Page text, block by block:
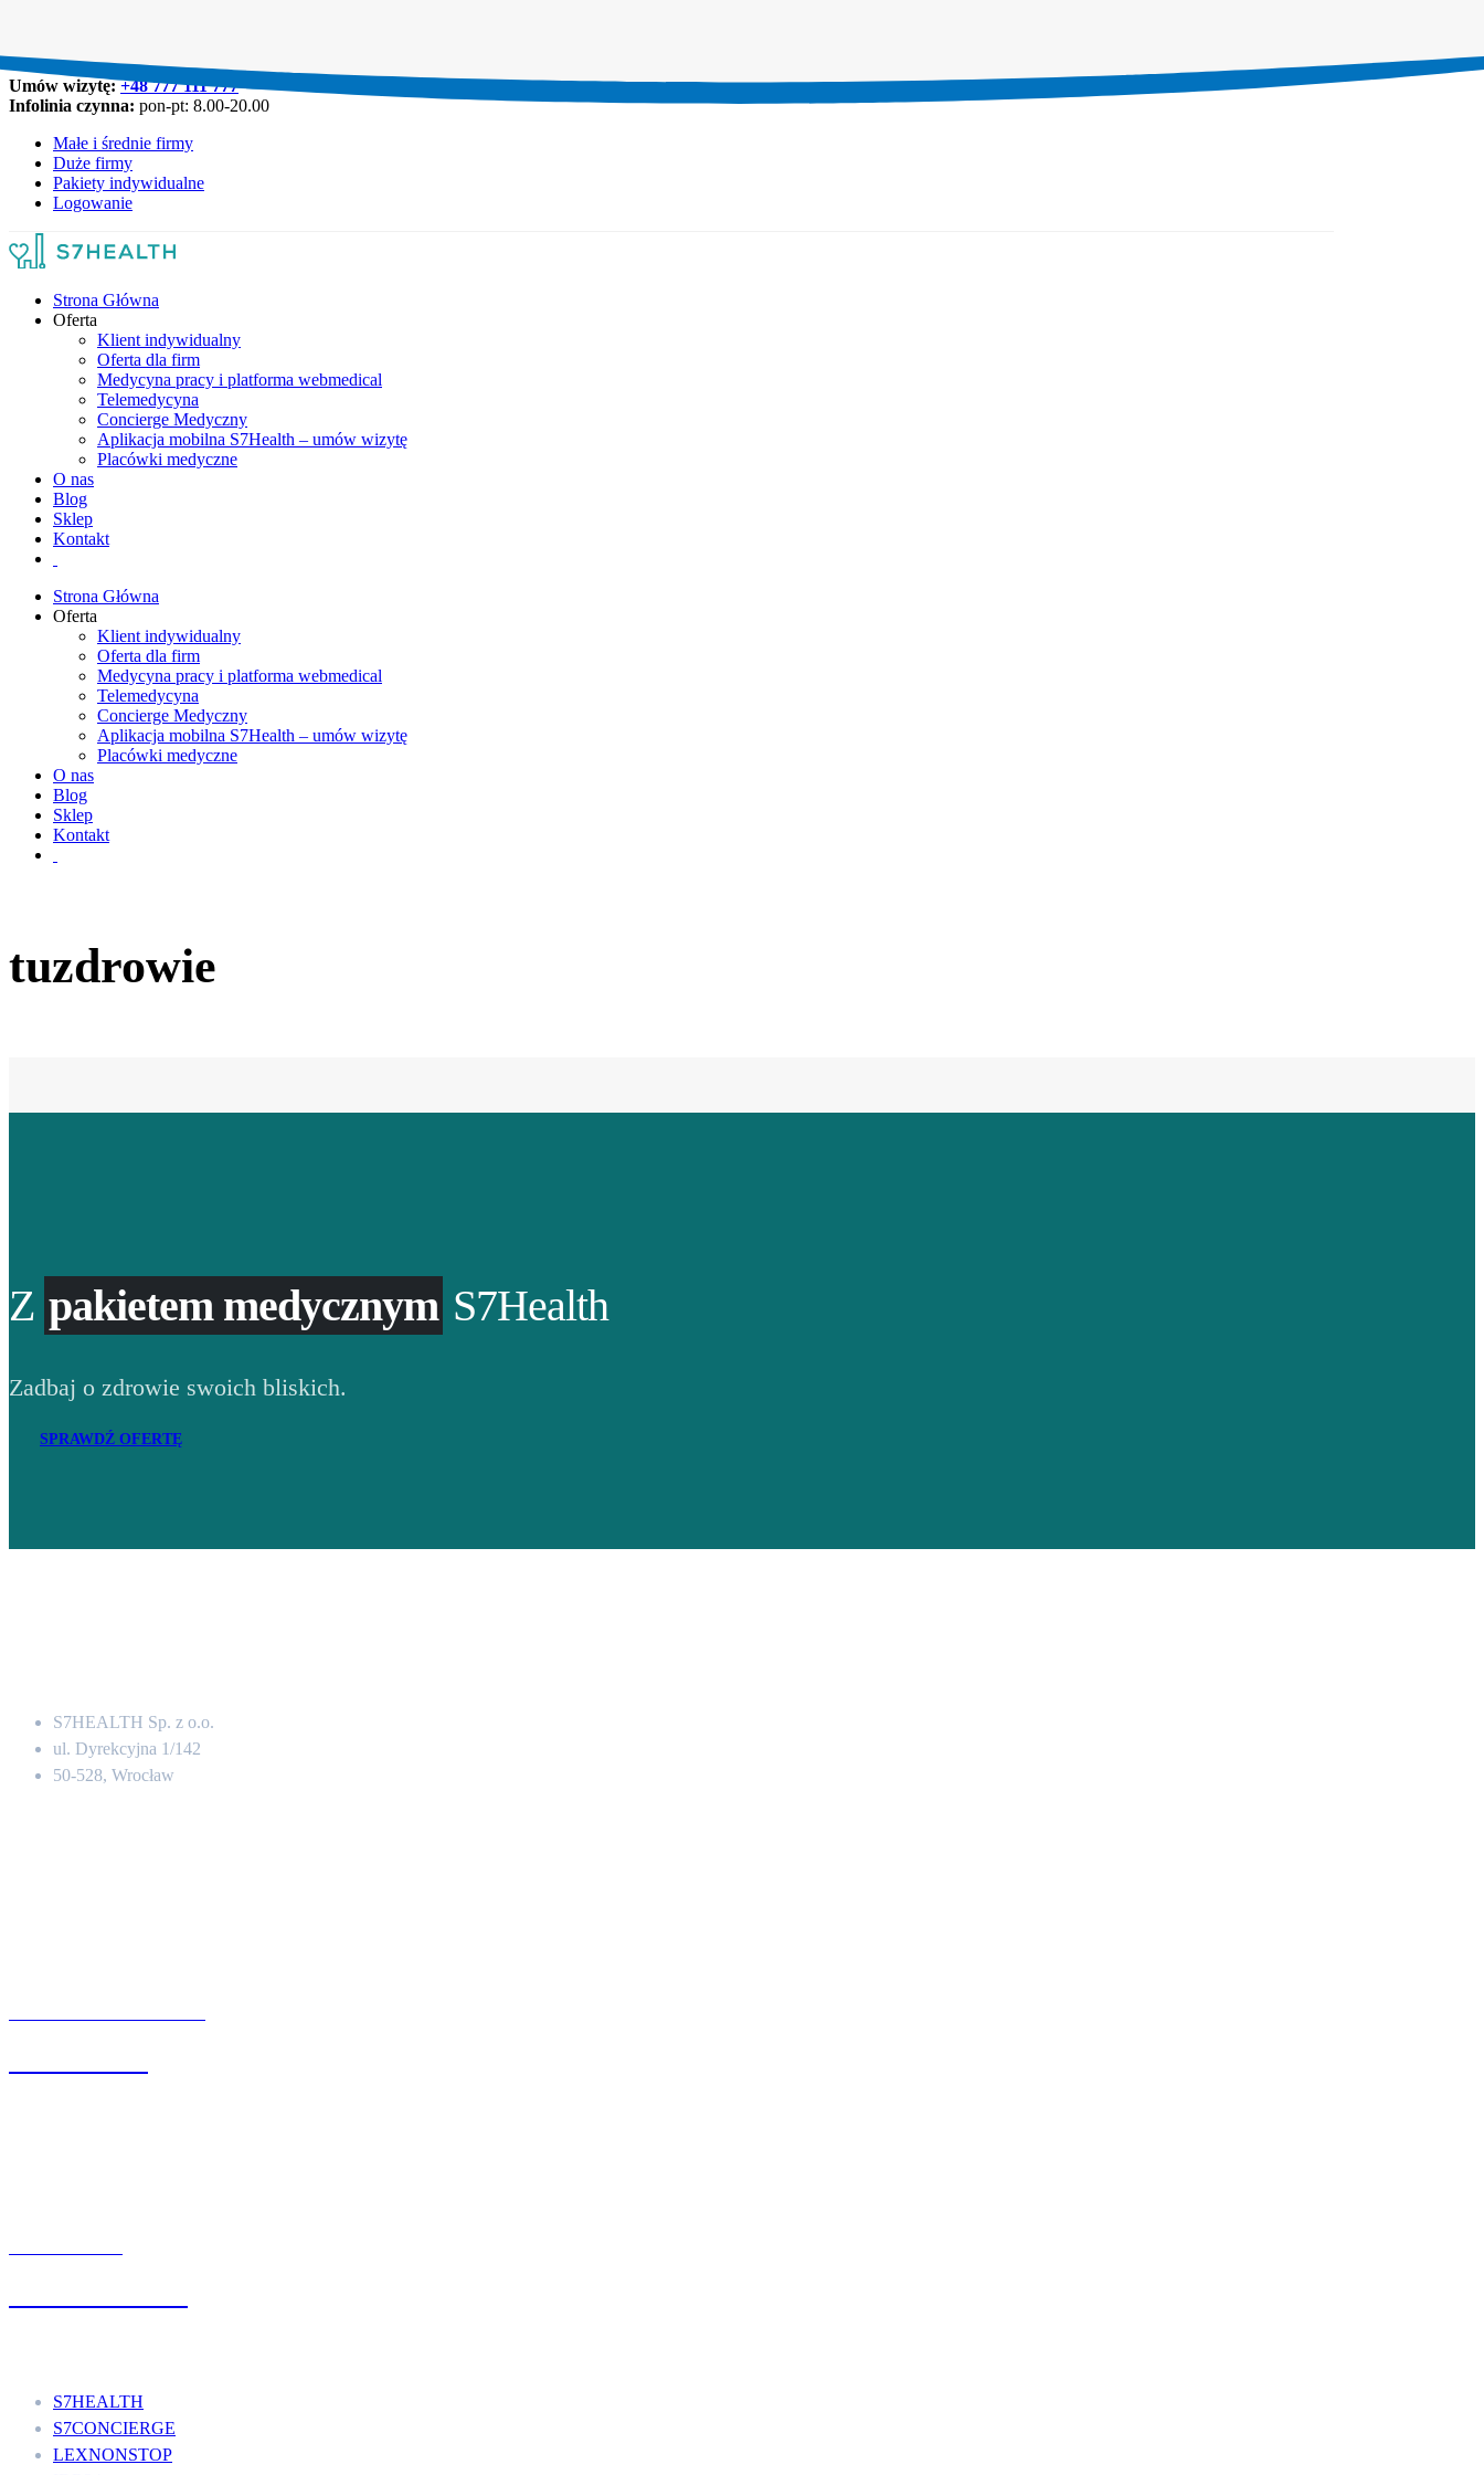
Umów wizytę:+48 777 111 777
Infolinia czynna: pon-pt: 8.00-20.00
Małe i średnie firmy
Duże firmy
Pakiety indywidualne
Logowanie
Strona Główna
Oferta
Klient indywidualny
Oferta dla firm
Medycyna pracy i platforma webmedical
Telemedycyna
Concierge Medyczny
Aplikacja mobilna S7Health – umów wizytę
Placówki medyczne
O nas
Blog
Sklep
Kontakt
Strona Główna
Oferta
Klient indywidualny
Oferta dla firm
Medycyna pracy i platforma webmedical
Telemedycyna
Concierge Medyczny
Aplikacja mobilna S7Health – umów wizytę
Placówki medyczne
O nas
Blog
Sklep
Kontakt
tuzdrowie
Z pakietem medycznym S7Health
Zadbaj o zdrowie swoich bliskich.
SPRAWDŹ OFERTĘ
S7HEALTH Sp. z o.o.
ul. Dyrekcyjna 1/142
50-528, Wrocław
S7HEALTH
S7CONCIERGE
LEXNONSTOP